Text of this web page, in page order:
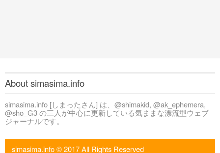
About simasima.info
simasima.info [しまったさん] は、@shimakid, @ak_ephemera,
@sho_G3 の三人が中心に更新している気ままな漂流型ウェブ
ジャーナルです。
simasima.info© 2017 All Rights Reserved